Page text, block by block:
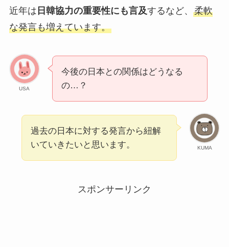
近年は 日韓協力の重要性にも言及するなど、 柔軟
な発言も増えています。
USA
今後の日本との関係はどうなる
の…？
KUMA
過去の日本に対する発言から紐解
いていきたいと思います。
スポンサーリンク